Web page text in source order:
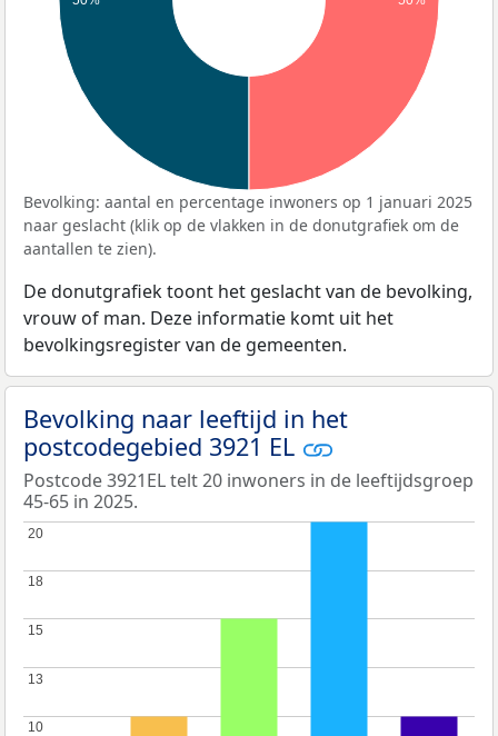
Bevolking: aantal en percentage inwoners op 1 januari 2025
naar geslacht (klik op de vlakken in de donutgrafiek om de
aantallen te zien).
De donutgrafiek toont het geslacht van de bevolking,
vrouw of man. Deze informatie komt uit het
bevolkingsregister van de gemeenten.
Bevolking naar leeftijd in het
postcodegebied 3921 EL
Postcode 3921EL telt 20 inwoners in de leeftijdsgroep
45-65 in 2025.
10
10
13
13
15
15
18
18
20
20